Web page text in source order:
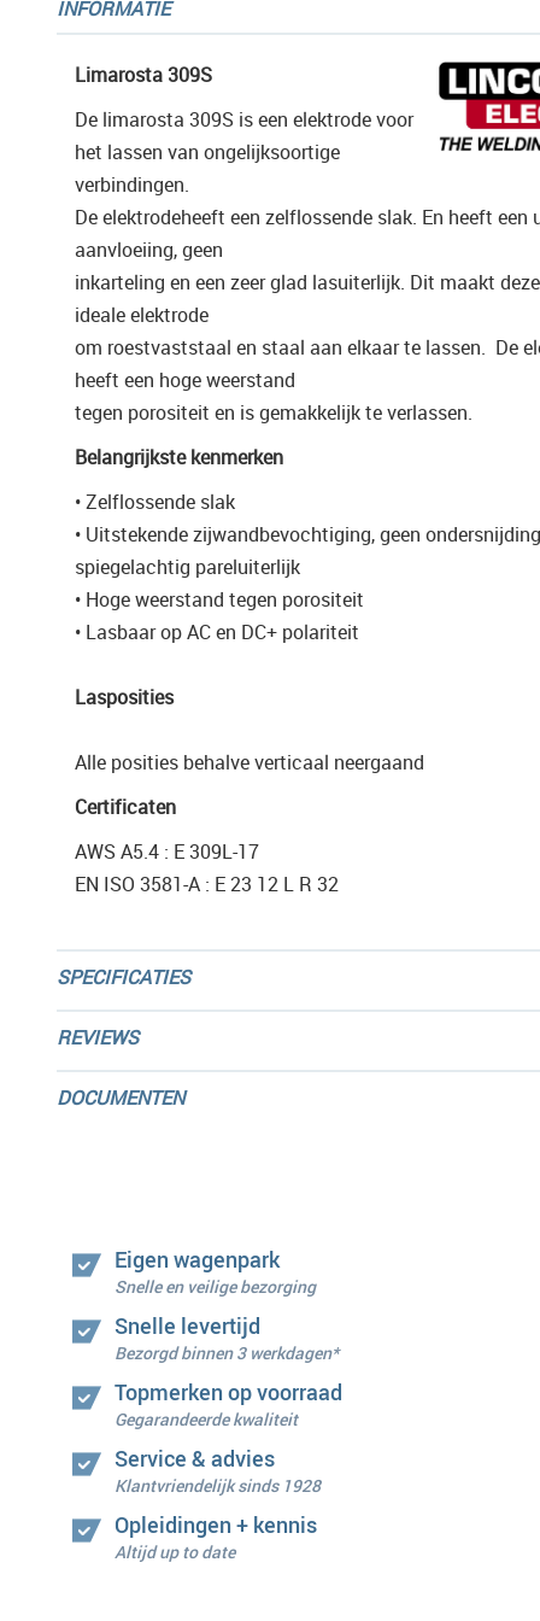
gallerij
INFORMATIE
Limarosta 309S
De limarosta 309S is een elektrode voor
het lassen van ongelijksoortige
verbindingen.
De elektrodeheeft een zelflossende slak. En heeft een
aanvloeiing, geen
inkarteling en een zeer glad lasuiterlijk. Dit maakt
ideale elektrode
om roestvaststaal en staal aan elkaar te lassen. De
heeft een hoge weerstand
tegen porositeit en is gemakkelijk te verlassen.
Belangrijkste kenmerken
• Zelflossende slak
• Uitstekende zijwandbevochtiging, geen
spiegelachtig pareluiterlijk
• Hoge weerstand tegen porositeit
• Lasbaar op AC en DC+ polariteit
Lasposities
Alle posities behalve verticaal neergaand
Certificaten
AWS A5.4 : E 309L-17
EN ISO 3581-A : E 23 12 L R 32
SPECIFICATIES
REVIEWS
DOCUMENTEN
Eigen wagenpark
Snelle en veilige bezorging
Snelle levertijd
Bezorgd binnen 3 werkdagen*
Topmerken op voorraad
Gegarandeerde kwaliteit
Service & advies
Klantvriendelijk sinds 1928
Opleidingen + kennis
Altijd up to date